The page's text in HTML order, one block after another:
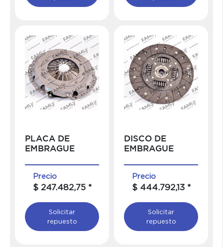
PLACA DE
EMBRAGUE
Precio
$ 247.482,75 *
Solicitar
repuesto
DISCO DE
EMBRAGUE
Precio
$ 444.792,13 *
Solicitar
repuesto